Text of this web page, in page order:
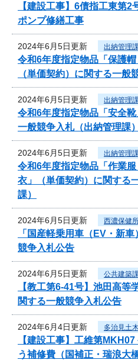
【建設工事】6債指工東第
ポンプ修繕工事
2024年6月5日更新 出納管理
令和6年度指定物品「保護帽
（単価契約）に関する一般
2024年6月5日更新 出納管理
令和6年度指定物品「安全
一般競争入札（出納管理課）
2024年6月5日更新 出納管理
令和6年度指定物品「作業
衣」（単価契約）に関する
課）
2024年6月5日更新 西濃保健
「国産軽乗用車（EV・新
競争入札公告
2024年6月5日更新 公共建築
【教工第6-41号】池田高等
関する一般競争入札公告
2024年6月4日更新 多治見土
【建設工事】工維第
う補修費（国補正・瑞浪大